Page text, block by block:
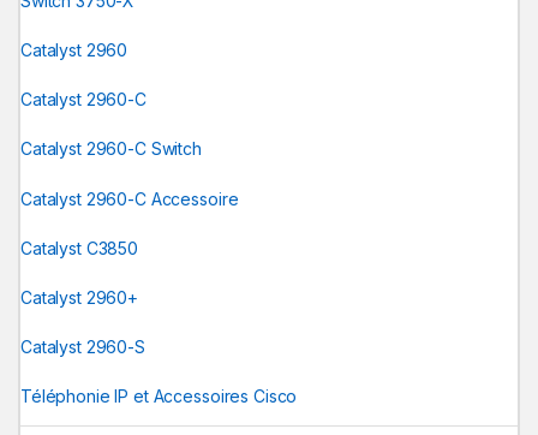
Catalyst 2960
Catalyst 2960-C
Catalyst 2960-C Switch
Catalyst 2960-C Accessoire
Catalyst C3850
Catalyst 2960+
Catalyst 2960-S
Téléphonie IP et Accessoires Cisco